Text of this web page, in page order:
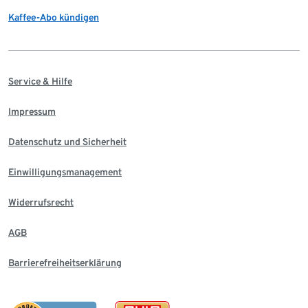
Kaffee-Abo kündigen
Service & Hilfe
Impressum
Datenschutz und Sicherheit
Einwilligungsmanagement
Widerrufsrecht
AGB
Barrierefreiheitserklärung